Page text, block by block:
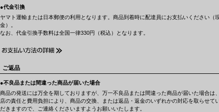
●代金引換
ヤマト運輸または日本郵便の利用となります。商品到着時に配達員にお支払いください（
金）。
なお、代金引換手数料は全国一律330円（税込）となります。
ご返品
●不良品または間違った商品が届いた場合
商品の発送には万全を期しておりますが、万一不良品または間違った商品が届いた場合は
店の責任と費用負担により、商品の交換、または返品・返金のいずれかの対応を取らせて
だきますので、ご連絡くださいますようお願いいたします。